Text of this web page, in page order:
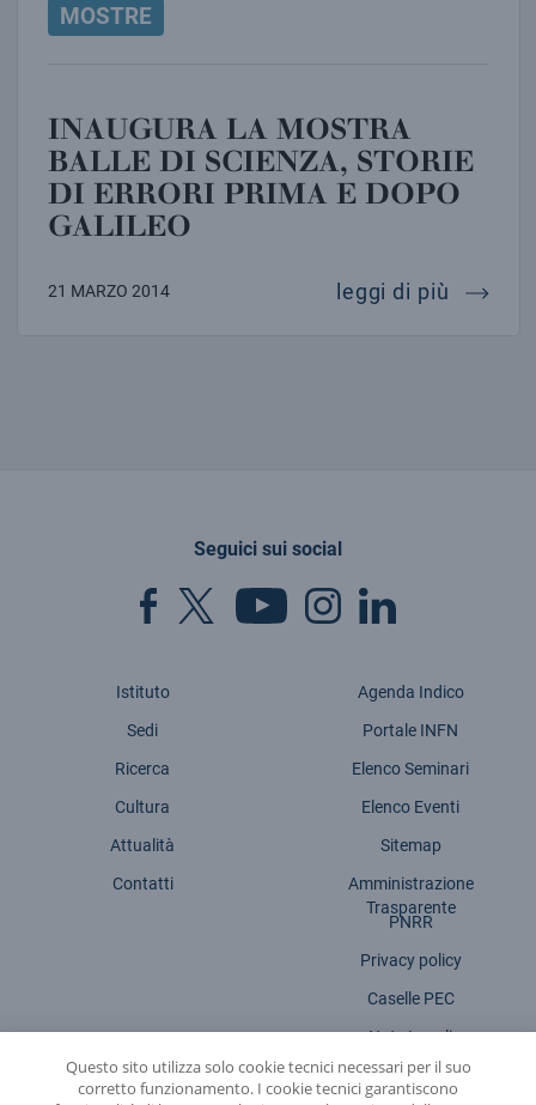
MOSTRE
INAUGURA LA MOSTRA
BALLE DI SCIENZA, STORIE
DI ERRORI PRIMA E DOPO
GALILEO
21 MARZO 2014 leggi di più
Seguici sui social
Istituto
Sedi
Ricerca
Cultura
Attualità
Contatti
Agenda Indico
Portale INFN
Elenco Seminari
Elenco Eventi
Sitemap
Amministrazione
Trasparente
PNRR
Privacy policy
Caselle PEC
Note Legali
Dichiarazione accessibilità
Questo sito utilizza solo cookie tecnici necessari per il suo
corretto funzionamento. I cookie tecnici garantiscono